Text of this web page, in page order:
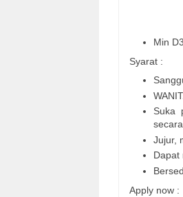
Min
Syarat :
Suka
Jujur,
Dapat
Apply now :